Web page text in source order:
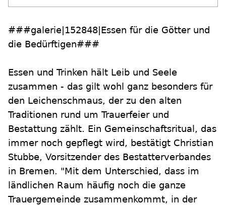
###galerie|152848|Essen für die Götter und
die Bedürftigen###
Essen und Trinken hält Leib und Seele
zusammen - das gilt wohl ganz besonders für
den Leichenschmaus, der zu den alten
Traditionen rund um Trauerfeier und
Bestattung zählt. Ein Gemeinschaftsritual, das
immer noch gepflegt wird, bestätigt Christian
Stubbe, Vorsitzender des Bestatterverbandes
in Bremen. "Mit dem Unterschied, dass im
ländlichen Raum häufig noch die ganze
Trauergemeinde zusammenkommt, in der